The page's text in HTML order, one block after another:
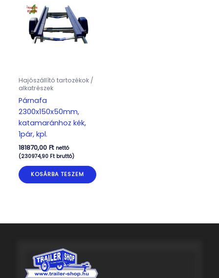
Hajószállító tartozékok /
alkatrészek
Párnafa
2300x150x50mm,
katamaránhoz kék,
1pár, kpl.
181870,00 Ft nettó
(230974,90 Ftbruttó)
KOSÁRBA TESZEM